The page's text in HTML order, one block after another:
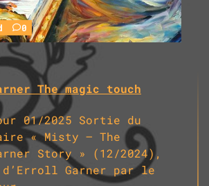
0
The magic touch
01/2025 Sortie du
« Misty – The
Story » (12/2024),
Garner par le